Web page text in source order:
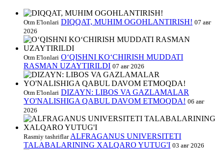
Otm E'lonlari DIQQAT, MUHIM OGOHLANTIRISH! 07 авг
2026
Otm E'lonlari O‘QISHNI KO‘CHIRISH MUDDATI
RASMAN UZAYTIRILDI 07 авг 2026
Otm E'lonlari DIZAYN: LIBOS VA GAZLAMALAR
YO'NALISHIGA QABUL DAVOM ETMOQDA! 06 авг
2026
Rasmiy tashriflar ALFRAGANUS UNIVERSITETI
TALABALARINING XALQARO YUTUG'I 03 авг 2026